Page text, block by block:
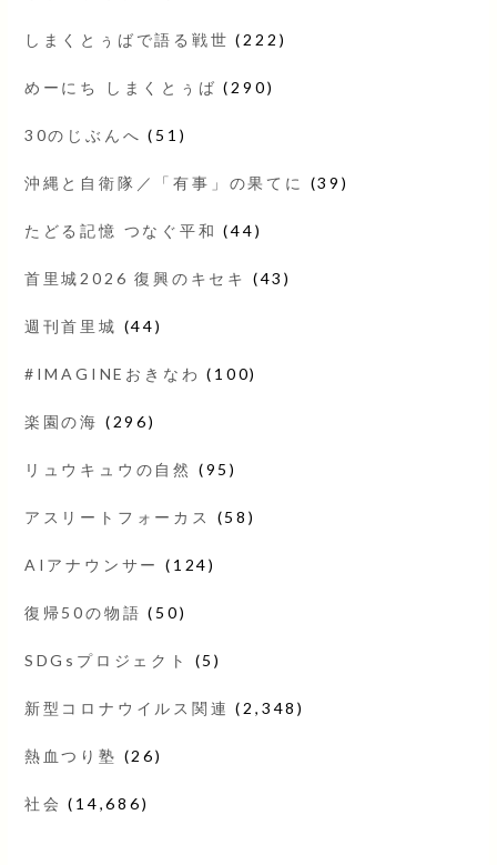
しまくとぅばで語る戦世 (222)
めーにち しまくとぅば (290)
30のじぶんへ (51)
沖縄と自衛隊／「有事」の果てに (39)
たどる記憶 つなぐ平和 (44)
首里城2026 復興のキセキ (43)
週刊首里城 (44)
#IMAGINEおきなわ (100)
楽園の海 (296)
リュウキュウの自然 (95)
アスリートフォーカス (58)
AIアナウンサー (124)
復帰50の物語 (50)
SDGsプロジェクト (5)
新型コロナウイルス関連 (2,348)
熱血つり塾 (26)
社会 (14,686)